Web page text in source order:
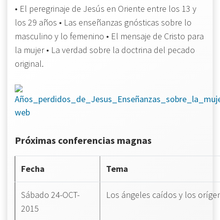
• El peregrinaje de Jesús en Oriente entre los 13 y
los 29 años • Las enseñanzas gnósticas sobre lo
masculino y lo femenino • El mensaje de Cristo para
la mujer • La verdad sobre la doctrina del pecado
original.
Próximas conferencias magnas
Fecha Tema
Sábado 24-OCT-
2015
Los ángeles caídos y los